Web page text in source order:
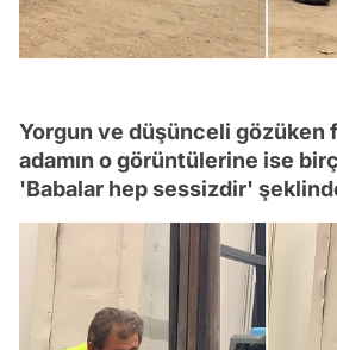
Yorgun ve düşünceli gözüken
adamın o görüntülerine ise
'Babalar hep sessizdir'